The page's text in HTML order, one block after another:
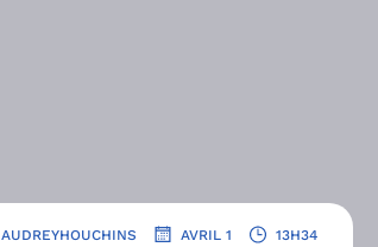
AUDREYHOUCHINS AVRIL 1 13H34